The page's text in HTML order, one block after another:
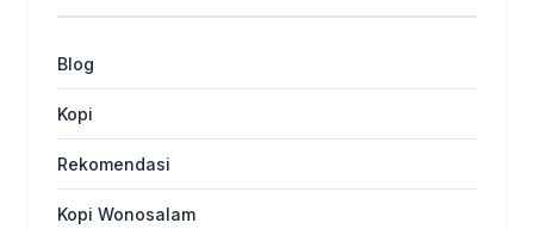
Blog
Kopi
Rekomendasi
Kopi Wonosalam